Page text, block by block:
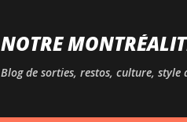
NOTRE
Blog de sorties, restos, culture, style